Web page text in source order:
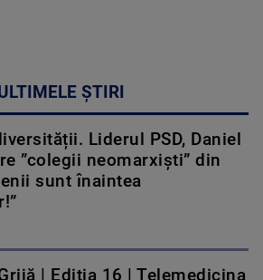
ȘTIRI
Liderul PSD, Daniel
”colegii neomarxiști” din
sunt înaintea
| Ediția 16 | Telemedicina